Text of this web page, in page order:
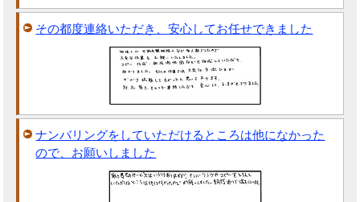
その都度連絡いただき、安心してお任せできました
ナンバリングをしていただけるところは他になかった
ので、お願いしました